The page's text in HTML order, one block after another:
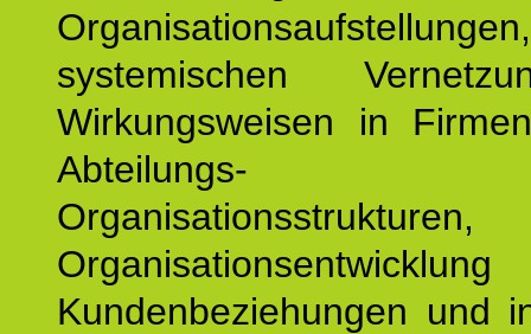
systemischen
Wirkungsweisen in
Abteilungs-
Kundenbeziehungen und